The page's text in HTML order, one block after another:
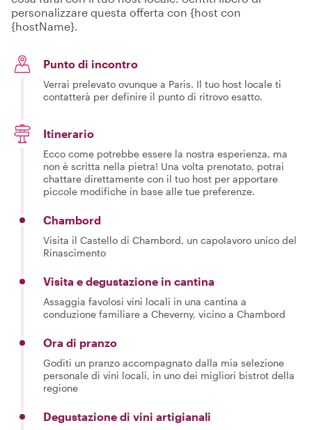
personalizzare questa offerta con {host con
{hostName}.
Punto di incontro
Verrai prelevato ovunque a Paris. Il tuo host locale ti
contatterà per definire il punto di ritrovo esatto.
Itinerario
Ecco come potrebbe essere la nostra esperienza, ma
non è scritta nella pietra! Una volta prenotato, potrai
chattare direttamente con il tuo host per apportare
piccole modifiche in base alle tue preferenze.
Chambord
Visita il Castello di Chambord, un capolavoro unico del
Rinascimento
Visita e degustazione in cantina
Assaggia favolosi vini locali in una cantina a
conduzione familiare a Cheverny, vicino a Chambord
Ora di pranzo
Goditi un pranzo accompagnato dalla mia selezione
personale di vini locali, in uno dei migliori bistrot della
regione
Degustazione di vini artigianali